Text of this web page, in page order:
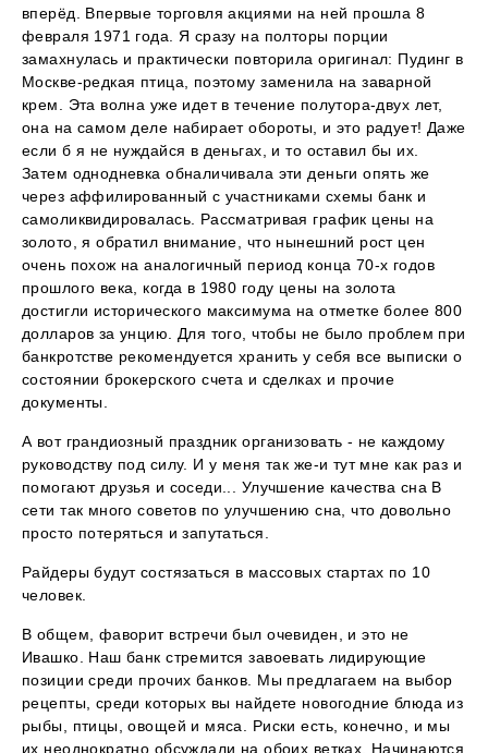
вперёд. Впервые торговля акциями на ней прошла 8
февраля 1971 года. Я сразу на полторы порции
замахнулась и практически повторила оригинал: Пудинг в
Москве-редкая птица, поэтому заменила на заварной
крем. Эта волна уже идет в течение полутора-двух лет,
она на самом деле набирает обороты, и это радует! Даже
если б я не нуждайся в деньгах, и то оставил бы их.
Затем однодневка обналичивала эти деньги опять же
через аффилированный с участниками схемы банк и
самоликвидировалась. Рассматривая график цены на
золото, я обратил внимание, что нынешний рост цен
очень похож на аналогичный период конца 70-х годов
прошлого века, когда в 1980 году цены на золота
достигли исторического максимума на отметке более 800
долларов за унцию. Для того, чтобы не было проблем при
банкротстве рекомендуется хранить у себя все выписки о
состоянии брокерского счета и сделках и прочие
документы.
А вот грандиозный праздник организовать - не каждому
руководству под силу. И у меня так же-и тут мне как раз и
помогают друзья и соседи... Улучшение качества сна В
сети так много советов по улучшению сна, что довольно
просто потеряться и запутаться.
Райдеры будут состязаться в массовых стартах по 10
человек.
В общем, фаворит встречи был очевиден, и это не
Ивашко. Наш банк стремится завоевать лидирующие
позиции среди прочих банков. Мы предлагаем на выбор
рецепты, среди которых вы найдете новогодние блюда из
рыбы, птицы, овощей и мяса. Риски есть, конечно, и мы
их неоднократно обсуждали на обоих ветках. Начинаются